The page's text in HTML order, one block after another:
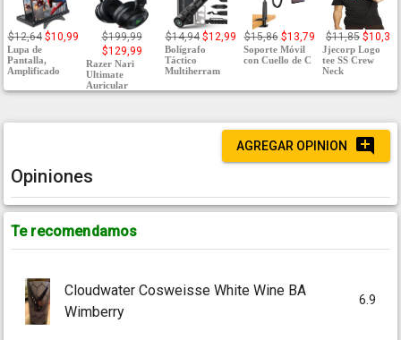
$12,64 $10,99
Lupa de
Pantalla,
Amplificado
$199,99
$129,99
Razer Nari
Ultimate
Auricular
$14,94 $12,99
Bolígrafo
Táctico
Multiherram
$15,86 $13,79
Soporte Móvil
con Cuello de C
$11,85 $10,3
Jjecorp Logo
tee SS Crew
Neck
AGREGAR OPINION
Opiniones
Te recomendamos
Cloudwater Cosweisse White Wine BA
Wimberry
6.9